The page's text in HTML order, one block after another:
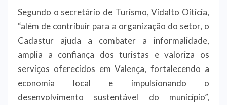
Segundo o secretário de Turismo, Vidalto Oiticia,
“além de contribuir para a organização do setor, o
Cadastur ajuda a combater a informalidade,
amplia a confiança dos turistas e valoriza os
serviços oferecidos em Valença, fortalecendo a
economia local e impulsionando o
desenvolvimento sustentável do município”,